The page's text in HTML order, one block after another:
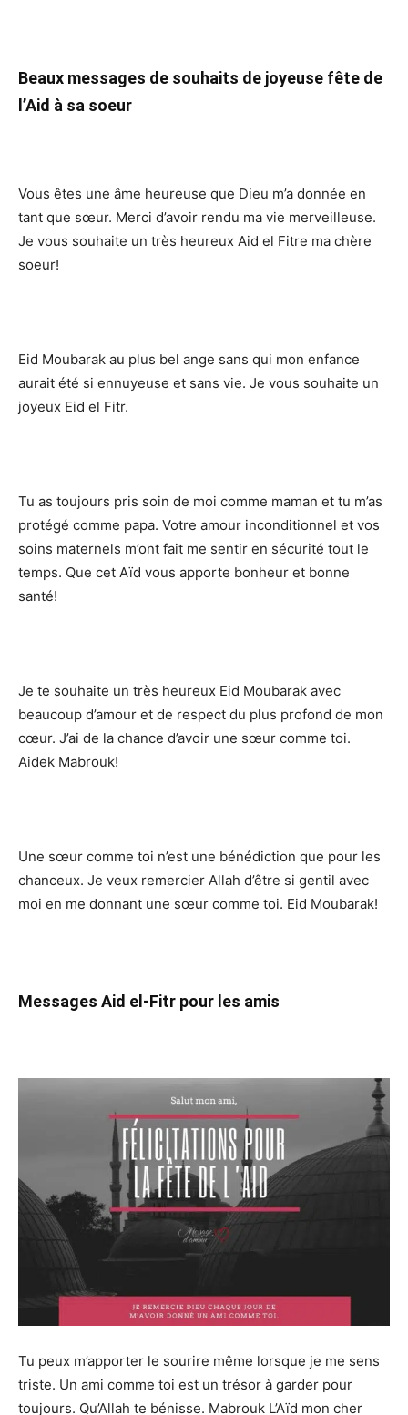
Beaux messages de souhaits de joyeuse fête de
l’Aid à sa soeur
Vous êtes une âme heureuse que Dieu m’a donnée en
tant que sœur. Merci d’avoir rendu ma vie merveilleuse.
Je vous souhaite un très heureux Aid el Fitre ma chère
soeur!
Eid Moubarak au plus bel ange sans qui mon enfance
aurait été si ennuyeuse et sans vie. Je vous souhaite un
joyeux Eid el Fitr.
Tu as toujours pris soin de moi comme maman et tu m’as
protégé comme papa. Votre amour inconditionnel et vos
soins maternels m’ont fait me sentir en sécurité tout le
temps. Que cet Aïd vous apporte bonheur et bonne
santé!
Je te souhaite un très heureux Eid Moubarak avec
beaucoup d’amour et de respect du plus profond de mon
cœur. J’ai de la chance d’avoir une sœur comme toi.
Aidek Mabrouk!
Une sœur comme toi n’est une bénédiction que pour les
chanceux. Je veux remercier Allah d’être si gentil avec
moi en me donnant une sœur comme toi. Eid Moubarak!
Messages Aid el-Fitr pour les amis
Tu peux m’apporter le sourire même lorsque je me sens
triste. Un ami comme toi est un trésor à garder pour
toujours. Qu’Allah te bénisse. Mabrouk L’Aïd mon cher